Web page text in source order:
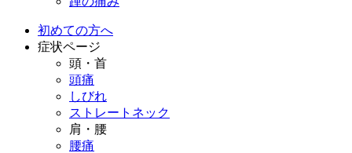
初めての方へ
症状ページ
頭・首
頭痛
しびれ
ストレートネック
肩・腰
腰痛